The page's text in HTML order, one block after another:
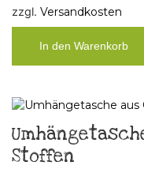
zzgl. Versandkosten
In den Warenkorb
Stoffen